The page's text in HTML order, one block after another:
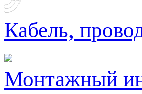
Кабель,
Монтажный